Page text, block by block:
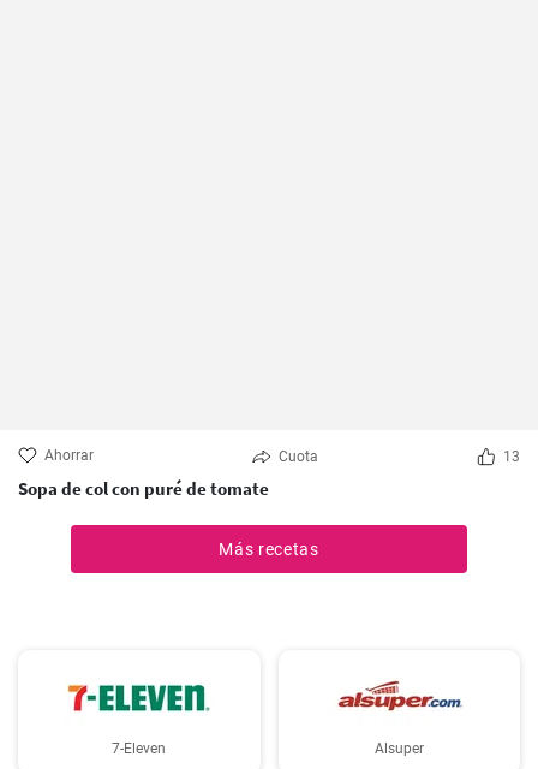
Ahorrar Cuota 13
Sopa de col con puré de tomate
Más recetas
7-Eleven Alsuper